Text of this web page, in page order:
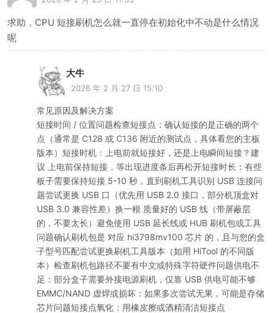
求助，CPU 短接刷机怎么就一直停在初始化中不动是什么情况
呢
大牛
2026 年 2 月 27 日 15:10
常见原因及解决方案
短接时间 / 位置问题检查短接点：确认短接的是正确的两个
点（通常是 C128 或 C136 附近的测试点，具体看您的主板
版本）短接时机：上电前就短接好，还是上电瞬间短接？建
议 上电前保持短接，等出现进度条后再松开短接时长：有些
板子需要保持短接 5-10 秒，直到刷机工具识别 USB 连接问
题尝试更换 USB 口（优先用 USB 2.0 接口，部分机顶盒对
USB 3.0 兼容性差）换一根 质量好的 USB 线（带屏蔽层
的，不要太长）避免使用 USB 延长线或 HUB 刷机包或工具
问题确认刷机包是 对应 hi3798mv100 芯片 的，且与您的盒
子型号匹配尝试更换刷机工具版本（如用 HiTool 的不同版
本）检查刷机包路径不要有中文或特殊字符硬件问题供电不
足：部分盒子需要外接电源刷机，仅靠 USB 供电可能不够
EMMC/NAND 虚焊或损坏：如果多次尝试无果，可能是存储
芯片问题短接点氧化：用橡皮擦或酒精清洁短接点